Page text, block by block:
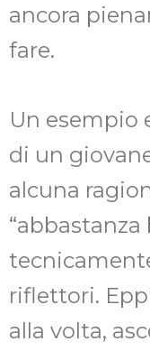
ancora
fare.
Un esempio
di un
alcuna
“abbastanza
riflettori.
alla volta,